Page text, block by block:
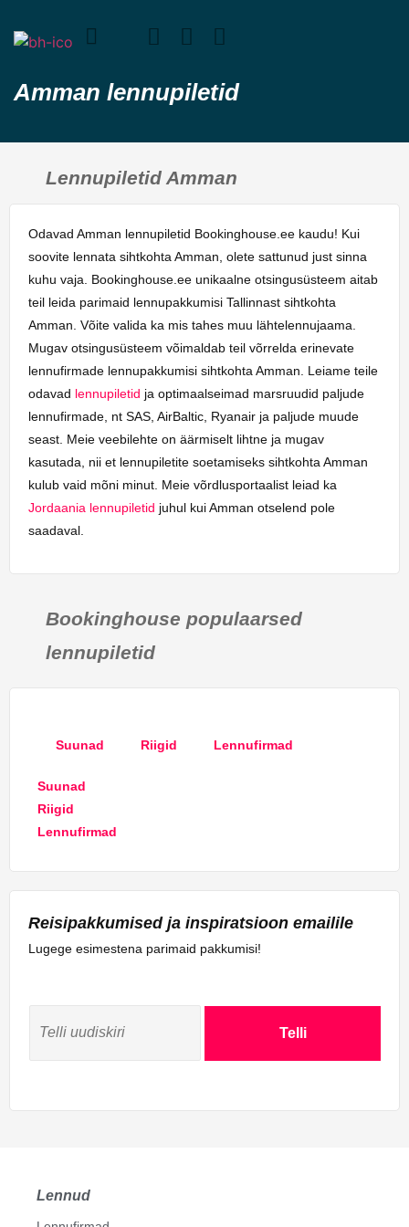
Amman lennupiletid
Lennupiletid Amman
Odavad Amman lennupiletid Bookinghouse.ee kaudu! Kui
soovite lennata sihtkohta Amman, olete sattunud just sinna
kuhu vaja. Bookinghouse.ee unikaalne otsingusüsteem aitab
teil leida parimaid lennupakkumisi Tallinnast sihtkohta
Amman. Võite valida ka mis tahes muu lähtelennujaama.
Mugav otsingusüsteem võimaldab teil võrrelda erinevate
lennufirmade lennupakkumisi sihtkohta Amman. Leiame teile
odavad lennupiletid ja optimaalseimad marsruudid paljude
lennufirmade, nt SAS, AirBaltic, Ryanair ja paljude muude
seast. Meie veebilehte on äärmiselt lihtne ja mugav
kasutada, nii et lennupiletite soetamiseks sihtkohta Amman
kulub vaid mõni minut. Meie võrdlusportaalist leiad ka
Jordaania lennupiletid juhul kui Amman otselend pole
saadaval.
Bookinghouse populaarsed
lennupiletid
Suunad Riigid Lennufirmad
Suunad
Riigid
Lennufirmad
Reisipakkumised ja inspiratsioon emailile
Lugege esimestena parimaid pakkumisi!
Telli
Lennud